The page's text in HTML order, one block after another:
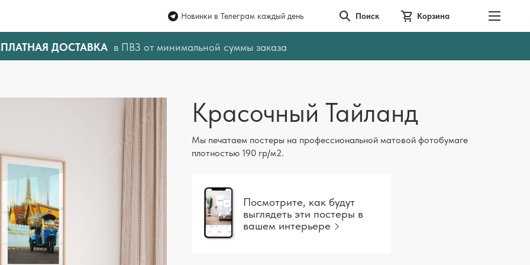
Новинки в Телеграм каждый день Поиск Корзина
ДОСТАВКА в ПВЗ от минимальной суммы заказа
Красочный Тайланд
Мы печатаем постеры на профессиональной матовой фотобумаге
плотностью 190 гр/м2.
Посмотрите, как будут
выглядеть эти постеры в
вашем интерьере